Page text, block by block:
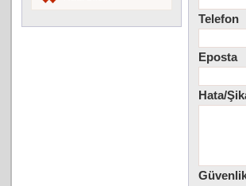
Telefon
Eposta
Hata/